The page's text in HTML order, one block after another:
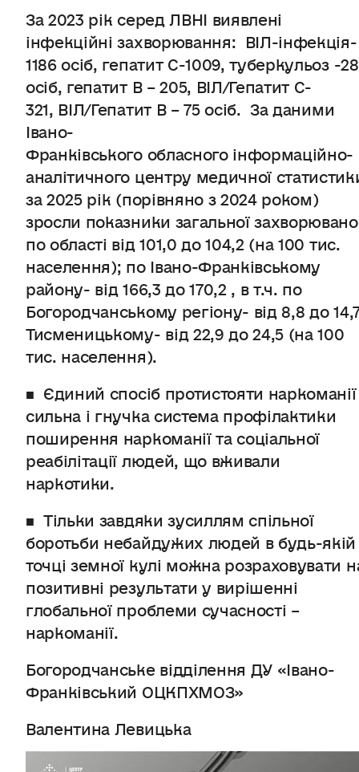
За 2023 рік серед ЛВНІ виявлені
інфекційні захворювання: ВІЛ-інфекція-
1186 осіб, гепатит C-1009, туберкульоз -
осіб, гепатит B – 205, ВІЛ/Гепатит C-
321, ВІЛ/Гепатит B – 75 осіб. За даними
Івано-
Франківського обласного інформаційно-
аналітичного центру медичної
за 2025 рік (порівняно з 2024 роком)
зросли показники загальної
по області від 101,0 до 104,2 (на 100 тис.
населення); по Івано-Франківському
району- від 166,3 до 170,2 , в т.ч. по
Богородчанському регіону- від 8,8 до
Тисменицькому- від 22,9 до 24,5 (на 100
тис. населення).
■ Єдиний спосіб протистояти
сильна і гнучка система профілактики
поширення наркоманії та соціальної
реабілітації людей, що вживали
наркотики.
■ Тільки завдяки зусиллям спільної
боротьби небайдужих людей в будь-якій
точці земної кулі можна розраховувати
позитивні результати у вирішенні
глобальної проблеми сучасності –
наркоманії.
Богородчанське відділення ДУ «Івано-
Франківський ОЦКПХМОЗ»
Валентина Левицька